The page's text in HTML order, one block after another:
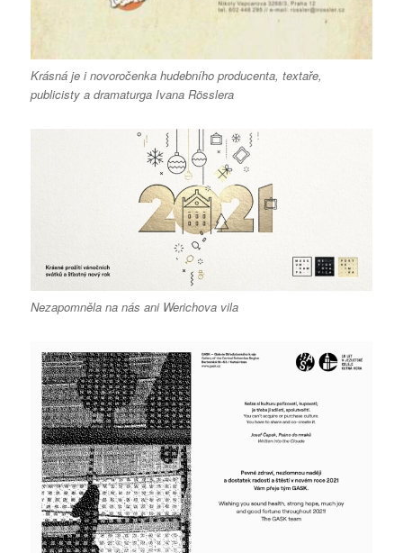
Krásná je i novoročenka hudebního producenta, textaře,
publicisty a dramaturga Ivana Rösslera
Nezapomněla na nás ani Werichova vila